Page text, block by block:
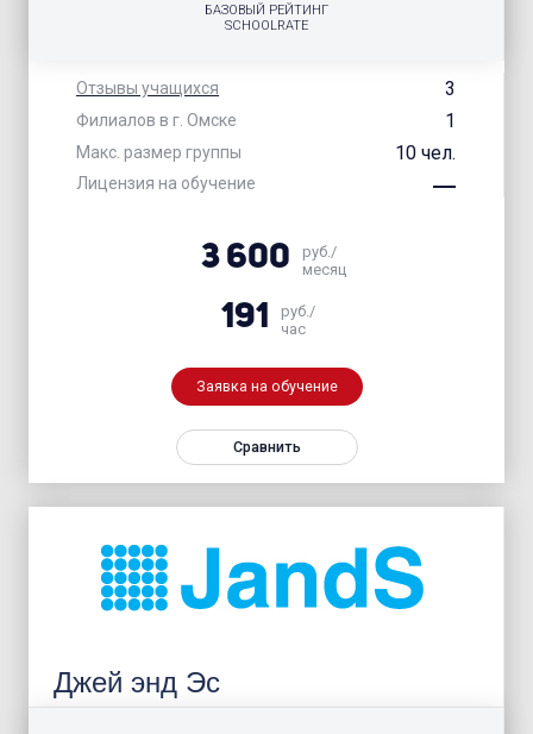
Отзывы учащихся 3
Филиалов в г. Омске 1
Макс. размер группы 10 чел.
Лицензия на обучение
БАЗОВЫЙ РЕЙТИНГ
SCHOOLRATE
3 600
руб./
месяц
191
руб./
час
Заявка на обучение
Сравнить
Джей энд Эс